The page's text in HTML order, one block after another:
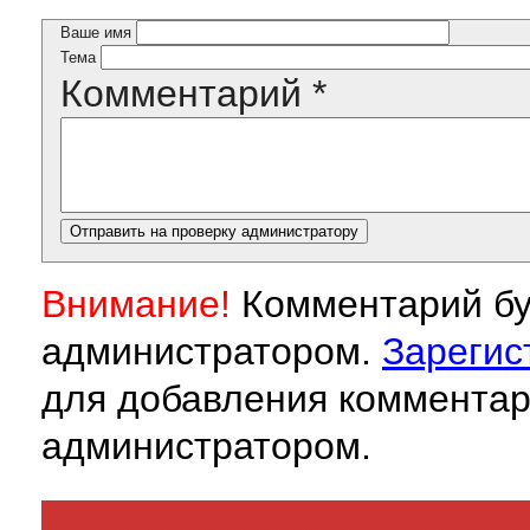
Ваше имя
Тема
Комментарий *
Внимание! Комментарий
администратором.
для добавления
администратором.